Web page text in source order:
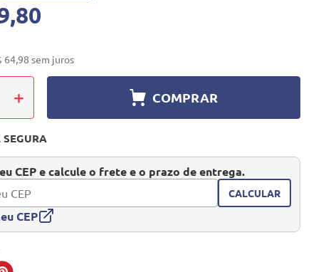
64,98 sem juros
＋ COMPRAR
CEP e calcule o frete e o prazo de entrega.
CALCULAR
CEP